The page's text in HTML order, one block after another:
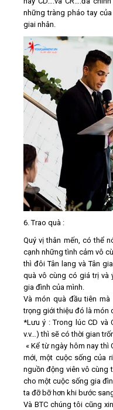
những tràng pháo tay
giai nhân.
6. Trao quà :
Quý vị thân mến, có thể
cạnh những tình cảm vô
thì đôi Tân lang và Tân
quà vô cùng có giá trị và
gia đình của mình.
Và món quà đầu tiên
trọng giới thiệu đó là
*Lưu ý : Trong lúc CD và
v.v…) thì sẽ có thời gian
« Kể từ ngày hôm nay thì
mới, một cuộc sống của
nguồn động viên vô cùng
cho một cuộc sống gia
ta đỡ bỡ hơn khi bước
Và BTC chúng tôi cũng